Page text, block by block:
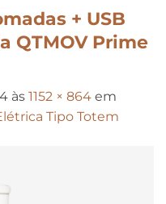
+ USB
QTMOV Prime
às 1152 × 864 em
Tipo Totem